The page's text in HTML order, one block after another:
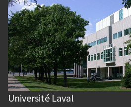
Université Laval